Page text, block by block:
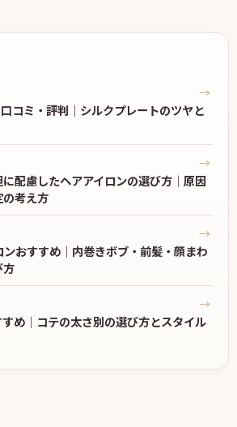
コミ・評判｜シルクプレートのツヤと
→
配慮したヘアアイロンの選び方｜原因
の考え方
→
おすすめ｜内巻きボブ・前髪・顔まわ
方
→
め｜コテの太さ別の選び方とスタイル
→